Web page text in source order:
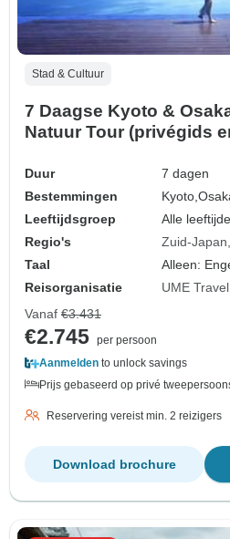
Stad & Cultuur
7 Daagse Kyoto &
Natuur Tour (privégids
Duur
7 dagen
Bestemmingen
Kyoto,
Leeftijdsgroep
Alle
Regio's
Zuid-Japan
Taal
Alleen:
Reisorganisatie
UME
Vanaf €3.431
€2.745 per persoon
Aanmelden to unlock savings
Prijs gebaseerd op privé
Reservering vereist min. 2 reizigers
Download brochure